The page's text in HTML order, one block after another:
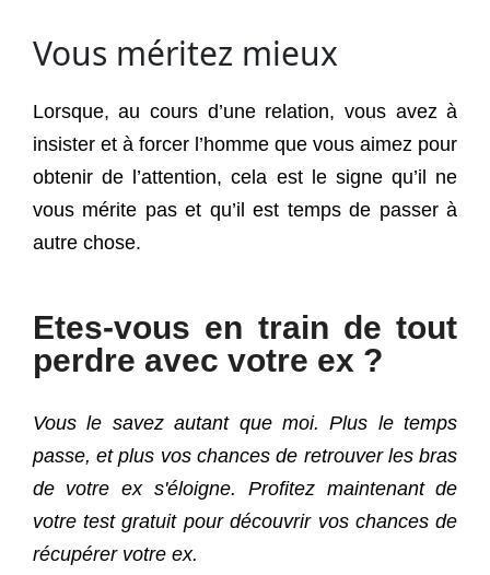
Vous méritez mieux
Lorsque, au cours d’une relation, vous avez à
insister et à forcer l’homme que vous aimez pour
obtenir de l’attention, cela est le signe qu’il ne
vous mérite pas et qu’il est temps de passer à
autre chose.
Etes-vous en train de tout
perdre avec votre ex ?
Vous le savez autant que moi. Plus le temps
passe, et plus vos chances de retrouver les bras
de votre ex s'éloigne. Profitez maintenant de
votre test gratuit pour découvrir vos chances de
récupérer votre ex.